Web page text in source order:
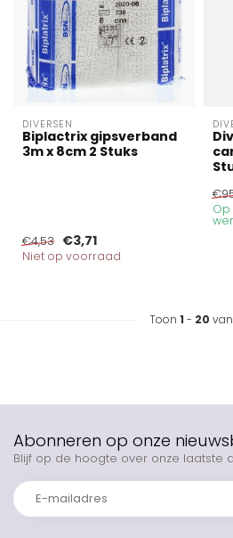
DIVERSEN
Biplactrix gipsverband
3m x 8cm 2 Stuks
€4,53 €3,71
Niet op voorraad
Op
Toon 1 - 20
Abonneren op onze
Blijf op de hoogte over onze laatste